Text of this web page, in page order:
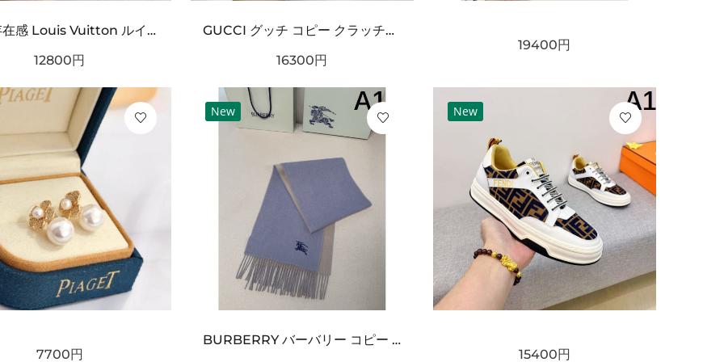
タフ 存在感 Louis Vuitton ルイヴィトン コピー ベルト ブラックチェック型押しレザー シルバーバックル 厚みある仕様 ストリート映えデザイン
12800円
GUCCI グッチ コピー クラッチバッグ GGスプリームキャンバス スリムフォルム フラップデザイン リストストラップ付き 軽量設計
16300円
19400円
7700円
New
BURBERRY バーバリー コピー マフラー ライトブルー×グレー配色 ワンポイント騎士刺繍 フリンジ仕上げ 柔らかウール素材 上品な印象
New
15400円